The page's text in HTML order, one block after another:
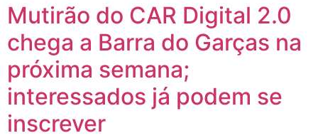
Mutirão do CAR Digital 2.0
chega a Barra do Garças na
próxima semana;
interessados já podem se
inscrever